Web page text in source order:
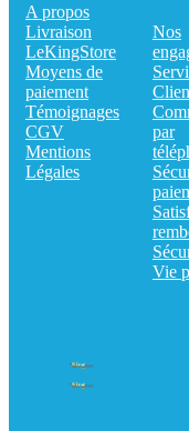
A propos
Livraison
LeKingStore
Moyens de
paiement
Témoignages
CGV
Mentions
Légales
Nos
par
Vie